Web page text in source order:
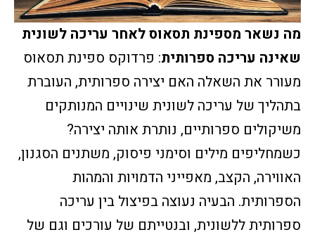
מה נשאר מספינת תסאוס לאחר עריכה לשונית
שאינה עריכה ספרותית: פרדוקס ספינת תסאוס
מעורר את השאלה האם יצירה ספרותית, העוברת
בתהליך של עריכה לשונית שינויים המנותקים
משיקולים ספרותיים, נותרת אותה יצירה?
כשמחליפים מילים וסימני פיסוק, משתנים הסגנון,
האווירה, הקצב, מאפייני הדמויות והמהות
הספרותית. הבעיה נעוצה בפיצול בין עריכה
ספרותית ללשונית, ובנטייתם של עורכים וגם של